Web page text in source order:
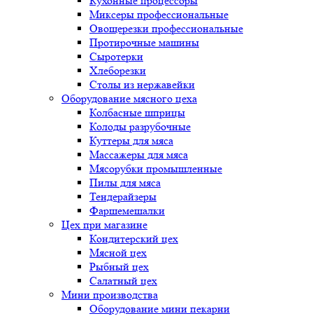
Миксеры профессиональные
Овощерезки профессиональные
Протирочные машины
Сыротерки
Хлеборезки
Столы из нержавейки
Оборудование мясного цеха
Колбасные шприцы
Колоды разрубочные
Куттеры для мяса
Массажеры для мяса
Мясорубки промышленные
Пилы для мяса
Тендерайзеры
Фаршемешалки
Цех при магазине
Кондитерский цех
Мясной цех
Рыбный цех
Салатный цех
Мини производства
Оборудование мини пекарни